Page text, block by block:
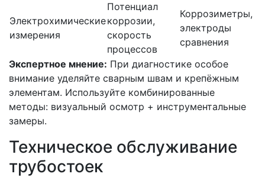
Электрохимические
измерения
Потенциал
коррозии,
скорость
процессов
Коррозиметры,
электроды
сравнения
Экспертное мнение: При диагностике особое
внимание уделяйте сварным швам и крепёжным
элементам. Используйте комбинированные
методы: визуальный осмотр + инструментальные
замеры.
Техническое обслуживание
трубостоек